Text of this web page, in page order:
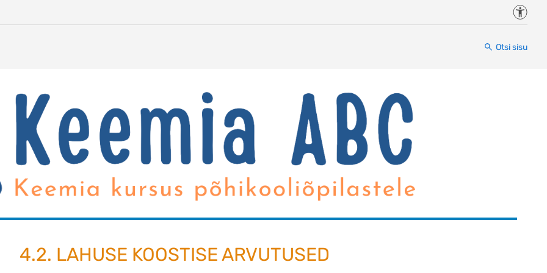
Otsi sisu
4.2. LAHUSE KOOSTISE ARVUTUSED